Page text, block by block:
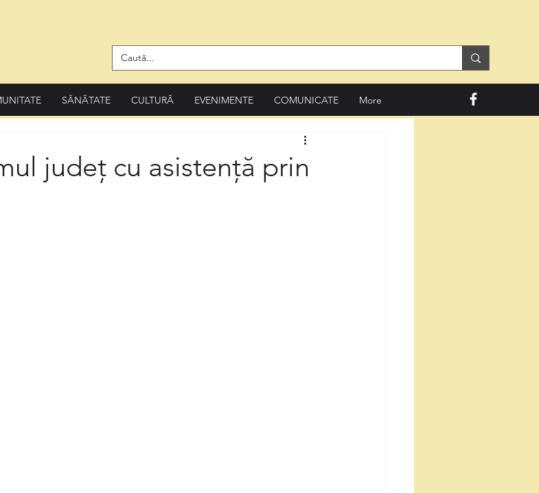
SĂNĂTATE CULTURĂ EVENIMENTE COMUNICATE More
județ cu asistență prin